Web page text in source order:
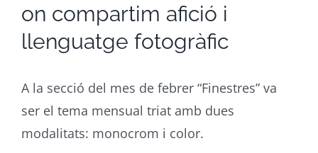
on compartim afició i
llenguatge fotogràfic
A la secció del mes de febrer “Finestres” va
ser el tema mensual triat amb dues
modalitats: monocrom i color.